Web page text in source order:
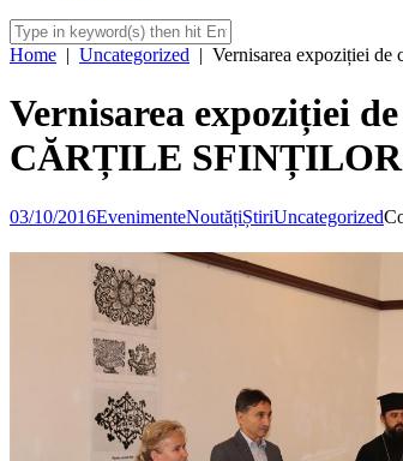
Home | Uncategorized | Vernisarea expoziției
Vernisarea expoziției
CĂRȚILE SFINȚILOR
03/10/2016EvenimenteNoutățiȘtiriUncategorized